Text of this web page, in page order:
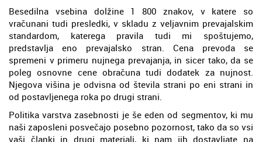
Besedilna vsebina dolžine 1 800 znakov, v katere so
vračunani tudi presledki, v skladu z veljavnim prevajalskim
standardom, katerega pravila tudi mi spoštujemo,
predstavlja eno prevajalsko stran. Cena prevoda se
spremeni v primeru nujnega prevajanja, in sicer tako, da se
poleg osnovne cene obračuna tudi dodatek za nujnost.
Njegova višina je odvisna od števila strani po eni strani in
od postavljenega roka po drugi strani.
Politika varstva zasebnosti je še eden od segmentov, ki mu
naši zaposleni posvečajo posebno pozornost, tako da so vsi
vaši članki in drugi materiali, ki nam jih dostavljate na